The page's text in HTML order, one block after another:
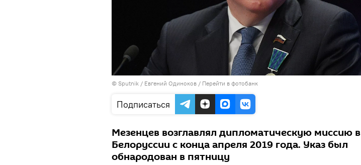
© Sputnik / Евгений Одиноков / Перейти в фотобанк
Подписаться
Мезенцев возглавлял дипломатическую миссию в
Белоруссии с конца апреля 2019 года. Указ был
обнародован в пятницу